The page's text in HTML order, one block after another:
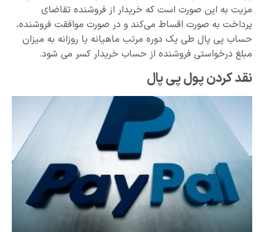
مزیت به این صورت است که خریدار از فروشنده تقاضای
پرداخت به صورت اقساط می‌کند و در صورت موافقت فروشنده،
حساب پی پال طی یک دوره مرتب ماهیانه یا روزانه به میزان
مبلغ درخواستی فروشنده از حساب خریدار کسر می شود.
نقد کردن پول پی پال